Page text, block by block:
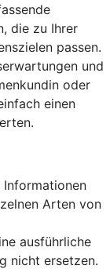
die zu Ihrer
passen.
und
oder
einen
Informationen
Arten von
ausführliche
nicht ersetzen.